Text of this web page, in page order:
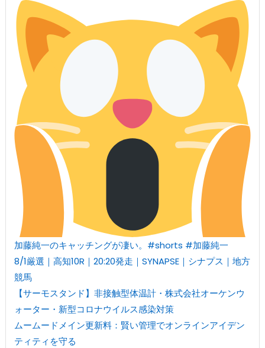
加藤純一のキャッチングが凄い。#shorts #加藤純一
8/1厳選｜高知10R｜20:20発走｜SYNAPSE｜シナプス｜地方
競馬
【サーモスタンド】非接触型体温計・株式会社オーケンウ
ォーター・新型コロナウイルス感染対策
ムームードメイン更新料：賢い管理でオンラインアイデン
ティティを守る